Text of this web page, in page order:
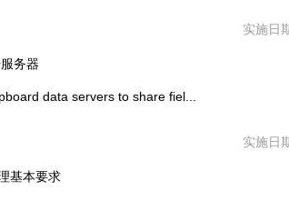
实施日
务器
data servers to share fiel...
实施日
基本要求